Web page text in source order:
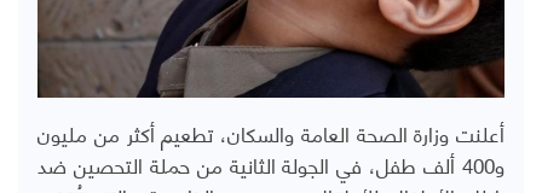
أعلنت وزارة الصحة العامة والسكان، تطعيم أكثر من مليون
و400 ألف طفل، في الجولة الثانية من حملة التحصين ضد